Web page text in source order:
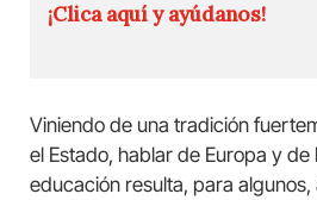
¡Clica aquí y ayúdanos!
Viniendo de una tradición
el Estado, hablar de Europa y de
educación resulta, para